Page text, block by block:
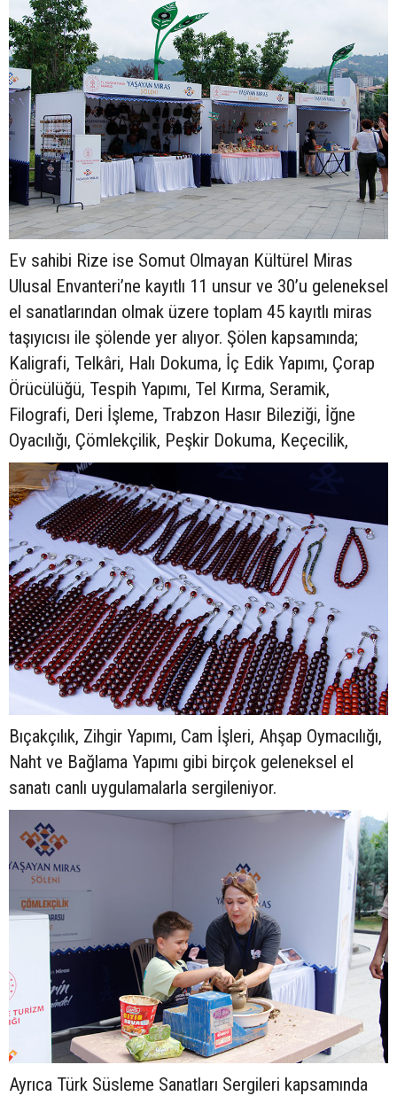
Ev sahibi Rize ise Somut Olmayan Kültürel Miras
Ulusal Envanteri’ne kayıtlı 11 unsur ve 30’u geleneksel
el sanatlarından olmak üzere toplam 45 kayıtlı miras
taşıyıcısı ile şölende yer alıyor. Şölen kapsamında;
Kaligrafi, Telkâri, Halı Dokuma, İç Edik Yapımı, Çorap
Örücülüğü, Tespih Yapımı, Tel Kırma, Seramik,
Filografi, Deri İşleme, Trabzon Hasır Bileziği, İğne
Oyacılığı, Çömlekçilik, Peşkir Dokuma, Keçecilik,
Bıçakçılık, Zihgir Yapımı, Cam İşleri, Ahşap Oymacılığı,
Naht ve Bağlama Yapımı gibi birçok geleneksel el
sanatı canlı uygulamalarla sergileniyor.
Ayrıca Türk Süsleme Sanatları Sergileri kapsamında